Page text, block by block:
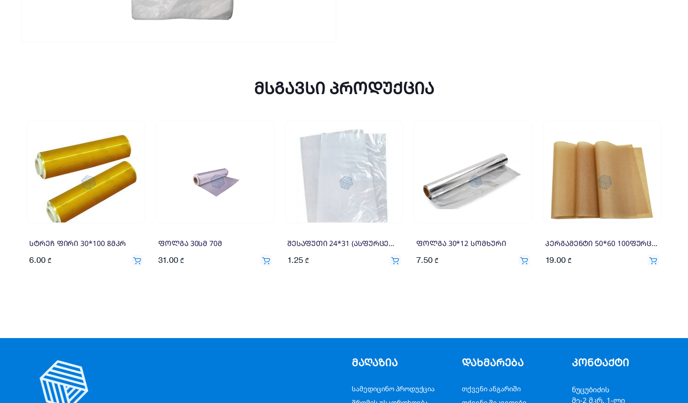
მსგავსი პროდუქცია
სტრეჩ ფირი 30*100 8მკრ
6.00 ₾
ფოლგა 30სმ 70მ
31.00 ₾
შესაფუთი 24*31 (ასფურცელა) (100)
1.25 ₾
ფოლგა 30*12 სომხური
7.50 ₾
პერგამენტი 50*60 100ფურცელი
19.00 ₾
მაღაზია
სამედიცინო პროდუქცია
დახმარება
თქვენი ანგარიში
კონტაქტი
ნუცუბიძის
მე-2 მკრ. 1-ლი